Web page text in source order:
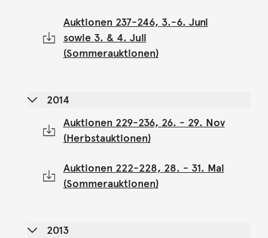
Auktionen 237-246, 3.-6. Juni
sowie 3. & 4. Juli
(Sommerauktionen)
2014
Auktionen 229-236, 26. - 29. Nov
(Herbstauktionen)
Auktionen 222-228, 28. - 31. Mai
(Sommerauktionen)
2013